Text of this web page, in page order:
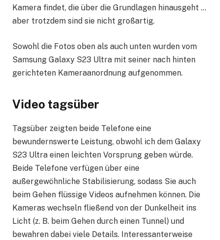
Kamera findet, die über die Grundlagen hinausgeht …
aber trotzdem sind sie nicht großartig.
Sowohl die Fotos oben als auch unten wurden vom
Samsung Galaxy S23 Ultra mit seiner nach hinten
gerichteten Kameraanordnung aufgenommen.
Video tagsüber
Tagsüber zeigten beide Telefone eine
bewundernswerte Leistung, obwohl ich dem Galaxy
S23 Ultra einen leichten Vorsprung geben würde.
Beide Telefone verfügen über eine
außergewöhnliche Stabilisierung, sodass Sie auch
beim Gehen flüssige Videos aufnehmen können. Die
Kameras wechseln fließend von der Dunkelheit ins
Licht (z. B. beim Gehen durch einen Tunnel) und
bewahren dabei viele Details. Interessanterweise